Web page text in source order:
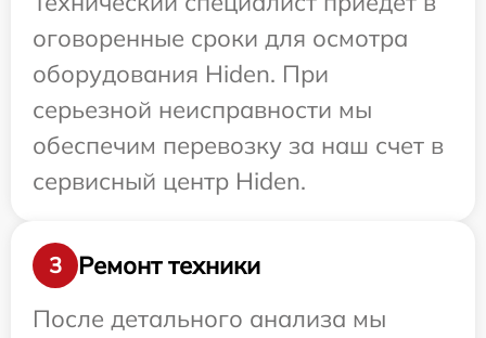
оговоренные сроки для осмотра
оборудования Hiden. При
серьезной неисправности мы
обеспечим перевозку за наш счет в
сервисный центр Hiden.
3
Ремонт техники
После детального анализа мы